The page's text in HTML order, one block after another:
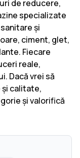
de reducere,
specializate
și
ciment, glet,
Fiecare
reale,
Dacă vrei să
calitate,
și valorifică